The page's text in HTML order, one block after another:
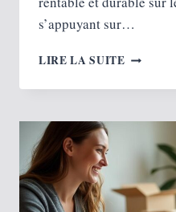
s’appuyant sur…
LIRE LA SUITE LANCER
LA
CÔTE
CLÉS
POUR